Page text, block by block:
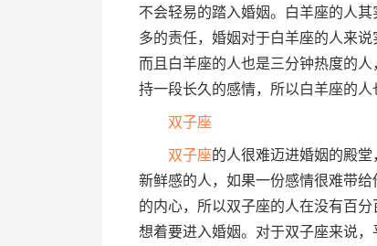
不会轻易的踏入婚姻。白羊座的人
多的责任，婚姻对于白羊座的人来
而且白羊座的人也是三分钟热度的
持一段长久的感情，所以白羊座的
双子座
双子座的人很难迈进婚姻的殿
新鲜感的人，如果一份感情很难带
的内心，所以双子座的人在没有百
想着要进入婚姻。对于双子座来说